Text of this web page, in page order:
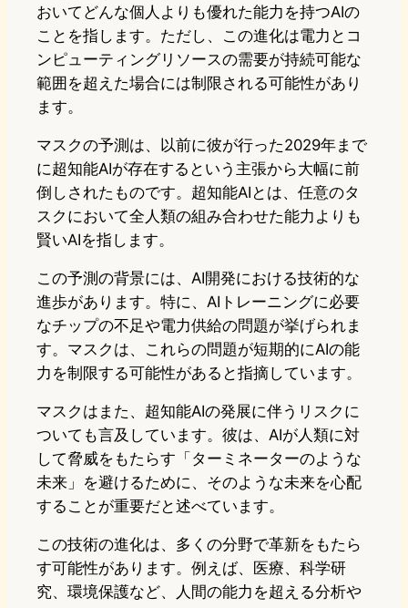
おいてどんな個人よりも優れた能力を持つAIの
ことを指します。ただし、この進化は電力とコ
ンピューティングリソースの需要が持続可能な
範囲を超えた場合には制限される可能性があり
ます。
マスクの予測は、以前に彼が行った2029年まで
に超知能AIが存在するという主張から大幅に前
倒しされたものです。超知能AIとは、任意のタ
スクにおいて全人類の組み合わせた能力よりも
賢いAIを指します。
この予測の背景には、AI開発における技術的な
進歩があります。特に、AIトレーニングに必要
なチップの不足や電力供給の問題が挙げられま
す。マスクは、これらの問題が短期的にAIの能
力を制限する可能性があると指摘しています。
マスクはまた、超知能AIの発展に伴うリスクに
ついても言及しています。彼は、AIが人類に対
して脅威をもたらす「ターミネーターのような
未来」を避けるために、そのような未来を心配
することが重要だと述べています。
この技術の進化は、多くの分野で革新をもたら
す可能性があります。例えば、医療、科学研
究、環境保護など、人間の能力を超える分析や